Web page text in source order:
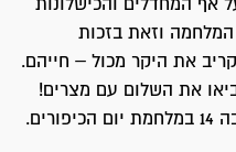
אף המחדלים והכישלונות
וזאת בזכות
את היקר מכול – חייהם.
את השלום עם מצרים!